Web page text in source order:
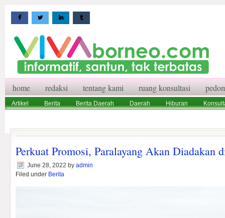
home redaksi tentang kami ruang konsultasi
Artikel Berita Berita Daerah Daerah Hiburan
Perkuat Promosi, Paralayang Akan Diadakan
June 28, 2022 by admin
Filed under Berita